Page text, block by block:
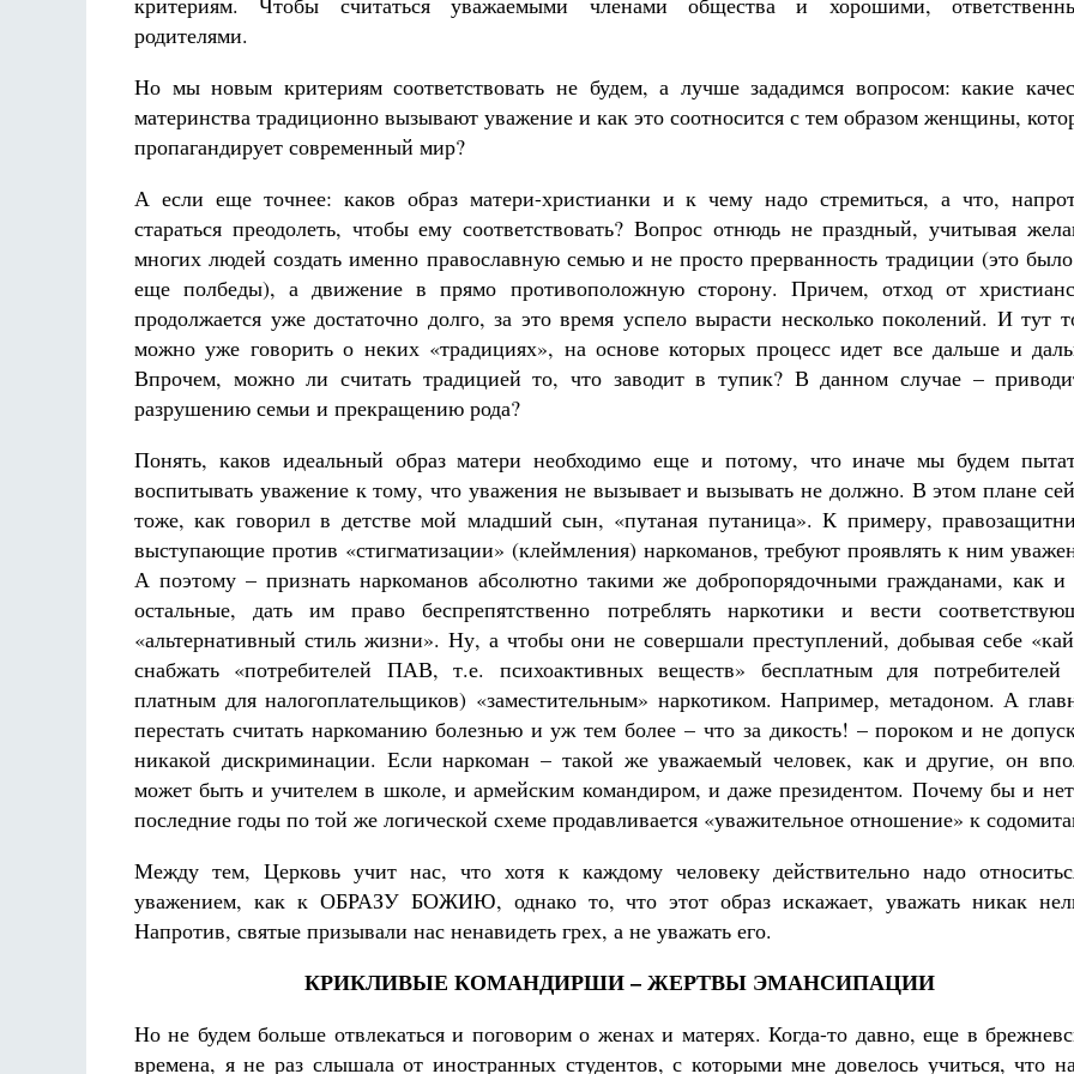
родителями.
Но мы новым критериям соответствовать не будем, а лучше зададимся вопросом: какие
материнства традиционно вызывают уважение и как это соотносится с тем образом женщины,
пропагандирует современный мир?
А если еще точнее: каков образ матери-христианки и к чему надо стремиться, а что,
стараться преодолеть, чтобы ему соответствовать? Вопрос отнюдь не праздный, учитывая
многих людей создать именно православную семью и не просто прерванность традиции (это
еще полбеды), а движение в прямо противоположную сторону. Причем, отход от
продолжается уже достаточно долго, за это время успело вырасти несколько поколений. И тут
можно уже говорить о неких «традициях», на основе которых процесс идет все дальше и
Впрочем, можно ли считать традицией то, что заводит в тупик? В данном случае –
разрушению семьи и прекращению рода?
Понять, каков идеальный образ матери необходимо еще и потому, что иначе мы будем
воспитывать уважение к тому, что уважения не вызывает и вызывать не должно. В этом плане
тоже, как говорил в детстве мой младший сын, «путаная путаница». К примеру,
выступающие против «стигматизации» (клеймления) наркоманов, требуют проявлять к ним
А поэтому – признать наркоманов абсолютно такими же добропорядочными гражданами, как и
остальные, дать им право беспрепятственно потреблять наркотики и вести
«альтернативный стиль жизни». Ну, а чтобы они не совершали преступлений, добывая себе
снабжать «потребителей ПАВ, т.е. психоактивных веществ» бесплатным для потребителей
платным для налогоплательщиков) «заместительным» наркотиком. Например, метадоном. А
перестать считать наркоманию болезнью и уж тем более – что за дикость! – пороком и не
никакой дискриминации. Если наркоман – такой же уважаемый человек, как и другие, он
может быть и учителем в школе, и армейским командиром, и даже президентом. Почему бы и
последние годы по той же логической схеме продавливается «уважительное отношение» к
Между тем, Церковь учит нас, что хотя к каждому человеку действительно надо
уважением, как к ОБРАЗУ БОЖИЮ, однако то, что этот образ искажает, уважать никак
Напротив, святые призывали нас ненавидеть грех, а не уважать его.
КРИКЛИВЫЕ КОМАНДИРШИ – ЖЕРТВЫ ЭМАНСИПАЦИИ
Но не будем больше отвлекаться и поговорим о женах и матерях. Когда-то давно, еще в
времена, я не раз слышала от иностранных студентов, с которыми мне довелось учиться, что